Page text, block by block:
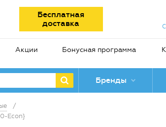
Бесплатная
доставка
Акции Бонусная программа
Бренды
/
Econ}